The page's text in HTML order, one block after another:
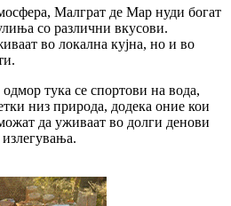
Малграт де Мар нуди богат
со различни вкусови.
во локална кујна, но и во
тука се спортови на вода,
низ природа, додека оние кои
да уживаат во долги денови